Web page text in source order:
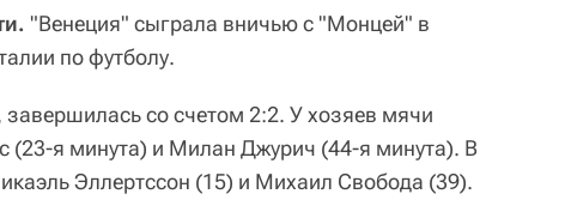
"Венеция" сыграла вничью с "Монцей" в
по футболу.
со счетом 2:2. У хозяев мячи
(23-я минута) и Милан Джурич (44-я минута). В
Эллертссон (15) и Михаил Свобода (39).